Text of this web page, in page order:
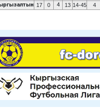
17 0 4 13 14-45 4